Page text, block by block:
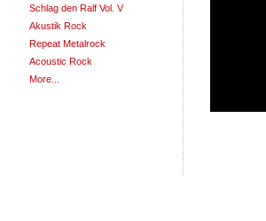
Schlag den Ralf Vol. V
Akustik Rock
Repeat Metalrock
Acoustic Rock
More...